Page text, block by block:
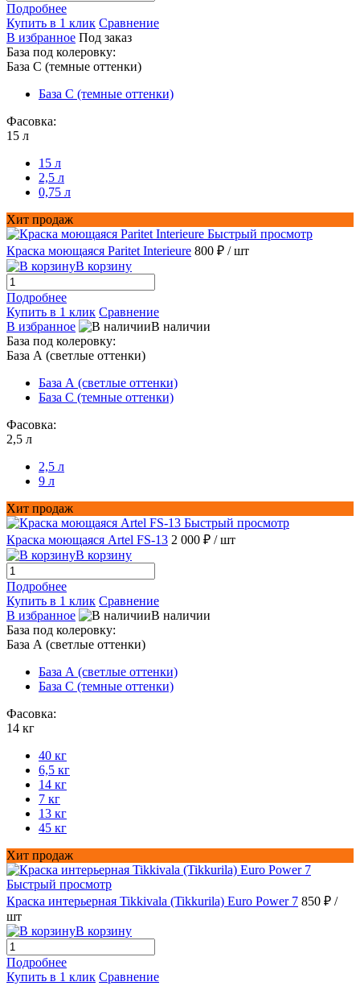
Подробнее
Купить в 1 клик Сравнение
В избранное Под заказ
База под колеровку:
База С (темные оттенки)
База С (темные оттенки)
Фасовка:
15 л
15 л
2,5 л
0,75 л
Хит продаж
Быстрый просмотр
Краска моющаяся Paritet Interieure 800 ₽ / шт
В корзину
Подробнее
Купить в 1 клик Сравнение
В избранное
В наличии
База под колеровку:
База А (светлые оттенки)
База А (светлые оттенки)
База С (темные оттенки)
Фасовка:
2,5 л
2,5 л
9 л
Хит продаж
Быстрый просмотр
Краска моющаяся Artel FS-13 2 000 ₽ / шт
В корзину
Подробнее
Купить в 1 клик Сравнение
В избранное
В наличии
База под колеровку:
База А (светлые оттенки)
База А (светлые оттенки)
База С (темные оттенки)
Фасовка:
14 кг
40 кг
6,5 кг
14 кг
7 кг
13 кг
45 кг
Хит продаж
Быстрый просмотр
Краска интерьерная Tikkivala (Tikkurila) Euro Power 7 850 ₽ /
шт
В корзину
Подробнее
Купить в 1 клик Сравнение